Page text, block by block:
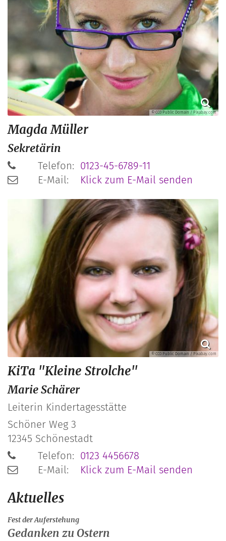
© CC0 Public Domain / Pixabay.com
MagdaMüller
Sekretärin
Telefon: 0123-45-6789-11
E-Mail:
Klick zum E-Mail senden
© CC0 Public Domain / Pixabay.com
KiTa "Kleine Strolche"
MarieSchärer
Leiterin Kindertagesstätte
Schöner Weg 3
12345 Schönestadt
Telefon: 0123 4456678
E-Mail:
Klick zum E-Mail senden
Aktuelles
Fest der Auferstehung:
Gedanken zu Ostern